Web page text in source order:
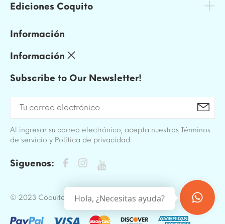
Ediciones Coquito
Información
Información
Subscribe to Our Newsletter!
Al ingresar su correo electrónico, acepta nuestros Términos
de servicio y Política de privacidad.
Siguenos:
© 2023 Coquito. All Rights Reserved.
Hola, ¿Necesitas ayuda?